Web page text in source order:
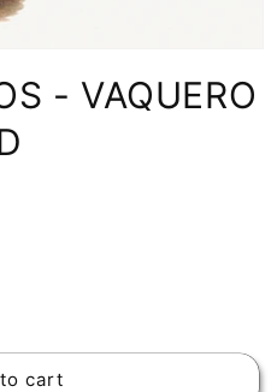
- VAQUERO
cart